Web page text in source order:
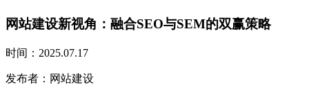
网站建设新视角：融合SEO与SEM的双赢策略
时间：2025.07.17
发布者：网站建设